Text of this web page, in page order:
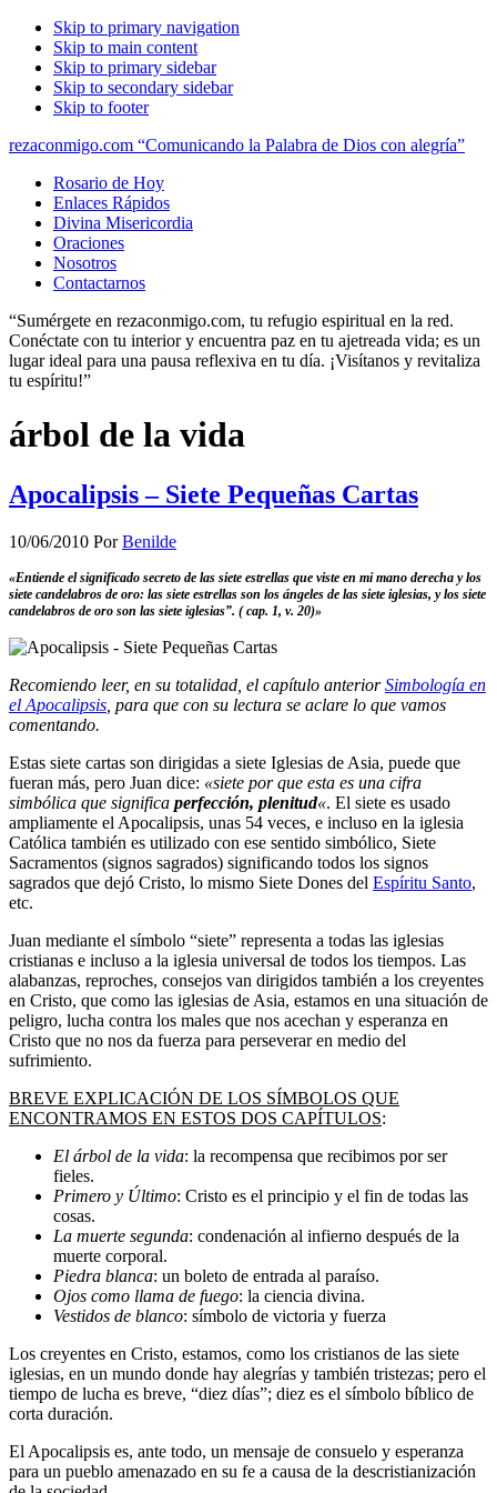
Skip to primary navigation
Skip to main content
Skip to primary sidebar
Skip to secondary sidebar
Skip to footer
rezaconmigo.com “Comunicando la Palabra de Dios con alegría”
Rosario de Hoy
Enlaces Rápidos
Divina Misericordia
Oraciones
Nosotros
Contactarnos
“Sumérgete en rezaconmigo.com, tu refugio espiritual en la red.
Conéctate con tu interior y encuentra paz en tu ajetreada vida; es un
lugar ideal para una pausa reflexiva en tu día. ¡Visítanos y revitaliza
tu espíritu!”
árbol de la vida
Apocalipsis – Siete Pequeñas Cartas
10/06/2010 PorBenilde
«Entiende el significado secreto de las siete estrellas que viste en mi mano derecha y los
siete candelabros de oro: las siete estrellas son los ángeles de las siete iglesias, y los siete
candelabros de oro son las siete iglesias”. ( cap. 1, v. 20)»
Recomiendo leer, en su totalidad, el capítulo anteriorSimbología en
el Apocalipsis , para que con su lectura se aclare lo que vamos
comentando.
Estas siete cartas son dirigidas a siete Iglesias de Asia, puede que
fueran más, pero Juan dice: «siete por que esta es una cifra
simbólica que significa perfección, plenitud«. El siete es usado
ampliamente el Apocalipsis, unas 54 veces, e incluso en la iglesia
Católica también es utilizado con ese sentido simbólico, Siete
Sacramentos (signos sagrados) significando todos los signos
sagrados que dejó Cristo, lo mismo Siete Dones del Espíritu Santo,
etc.
Juan mediante el símbolo “siete” representa a todas las iglesias
cristianas e incluso a la iglesia universal de todos los tiempos. Las
alabanzas, reproches, consejos van dirigidos también a los creyentes
en Cristo, que como las iglesias de Asia, estamos en una situación de
peligro, lucha contra los males que nos acechan y esperanza en
Cristo que no nos da fuerza para perseverar en medio del
sufrimiento.
BREVE EXPLICACIÓN DE LOS SÍMBOLOS QUE
ENCONTRAMOS EN ESTOS DOS CAPÍTULOS:
El árbol de la vida: la recompensa que recibimos por ser
fieles.
Primero y Último: Cristo es el principio y el fin de todas las
cosas.
La muerte segunda: condenación al infierno después de la
muerte corporal.
Piedra blanca: un boleto de entrada al paraíso.
Ojos como llama de fuego: la ciencia divina.
Vestidos de blanco: símbolo de victoria y fuerza
Los creyentes en Cristo, estamos, como los cristianos de las siete
iglesias, en un mundo donde hay alegrías y también tristezas; pero el
tiempo de lucha es breve, “diez días”; diez es el símbolo bíblico de
corta duración.
El Apocalipsis es, ante todo, un mensaje de consuelo y esperanza
para un pueblo amenazado en su fe a causa de la descristianización